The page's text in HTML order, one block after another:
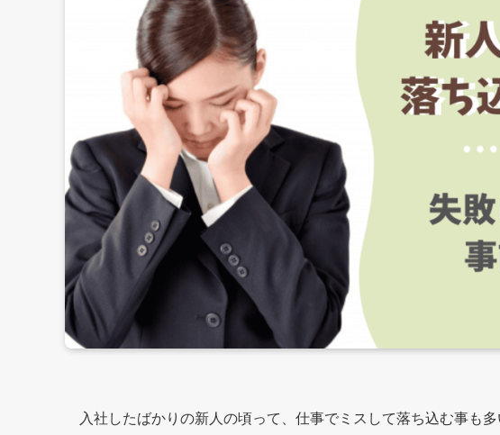
入社したばかりの新人の頃って、仕事でミスして落ち込む事も多